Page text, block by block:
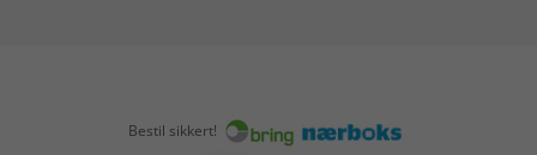
Bestil sikkert!